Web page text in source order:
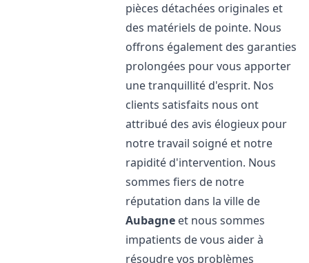
pièces détachées originales et
des matériels de pointe. Nous
offrons également des garanties
prolongées pour vous apporter
une tranquillité d'esprit. Nos
clients satisfaits nous ont
attribué des avis élogieux pour
notre travail soigné et notre
rapidité d'intervention. Nous
sommes fiers de notre
réputation dans la ville de
Aubagne et nous sommes
impatients de vous aider à
résoudre vos problèmes